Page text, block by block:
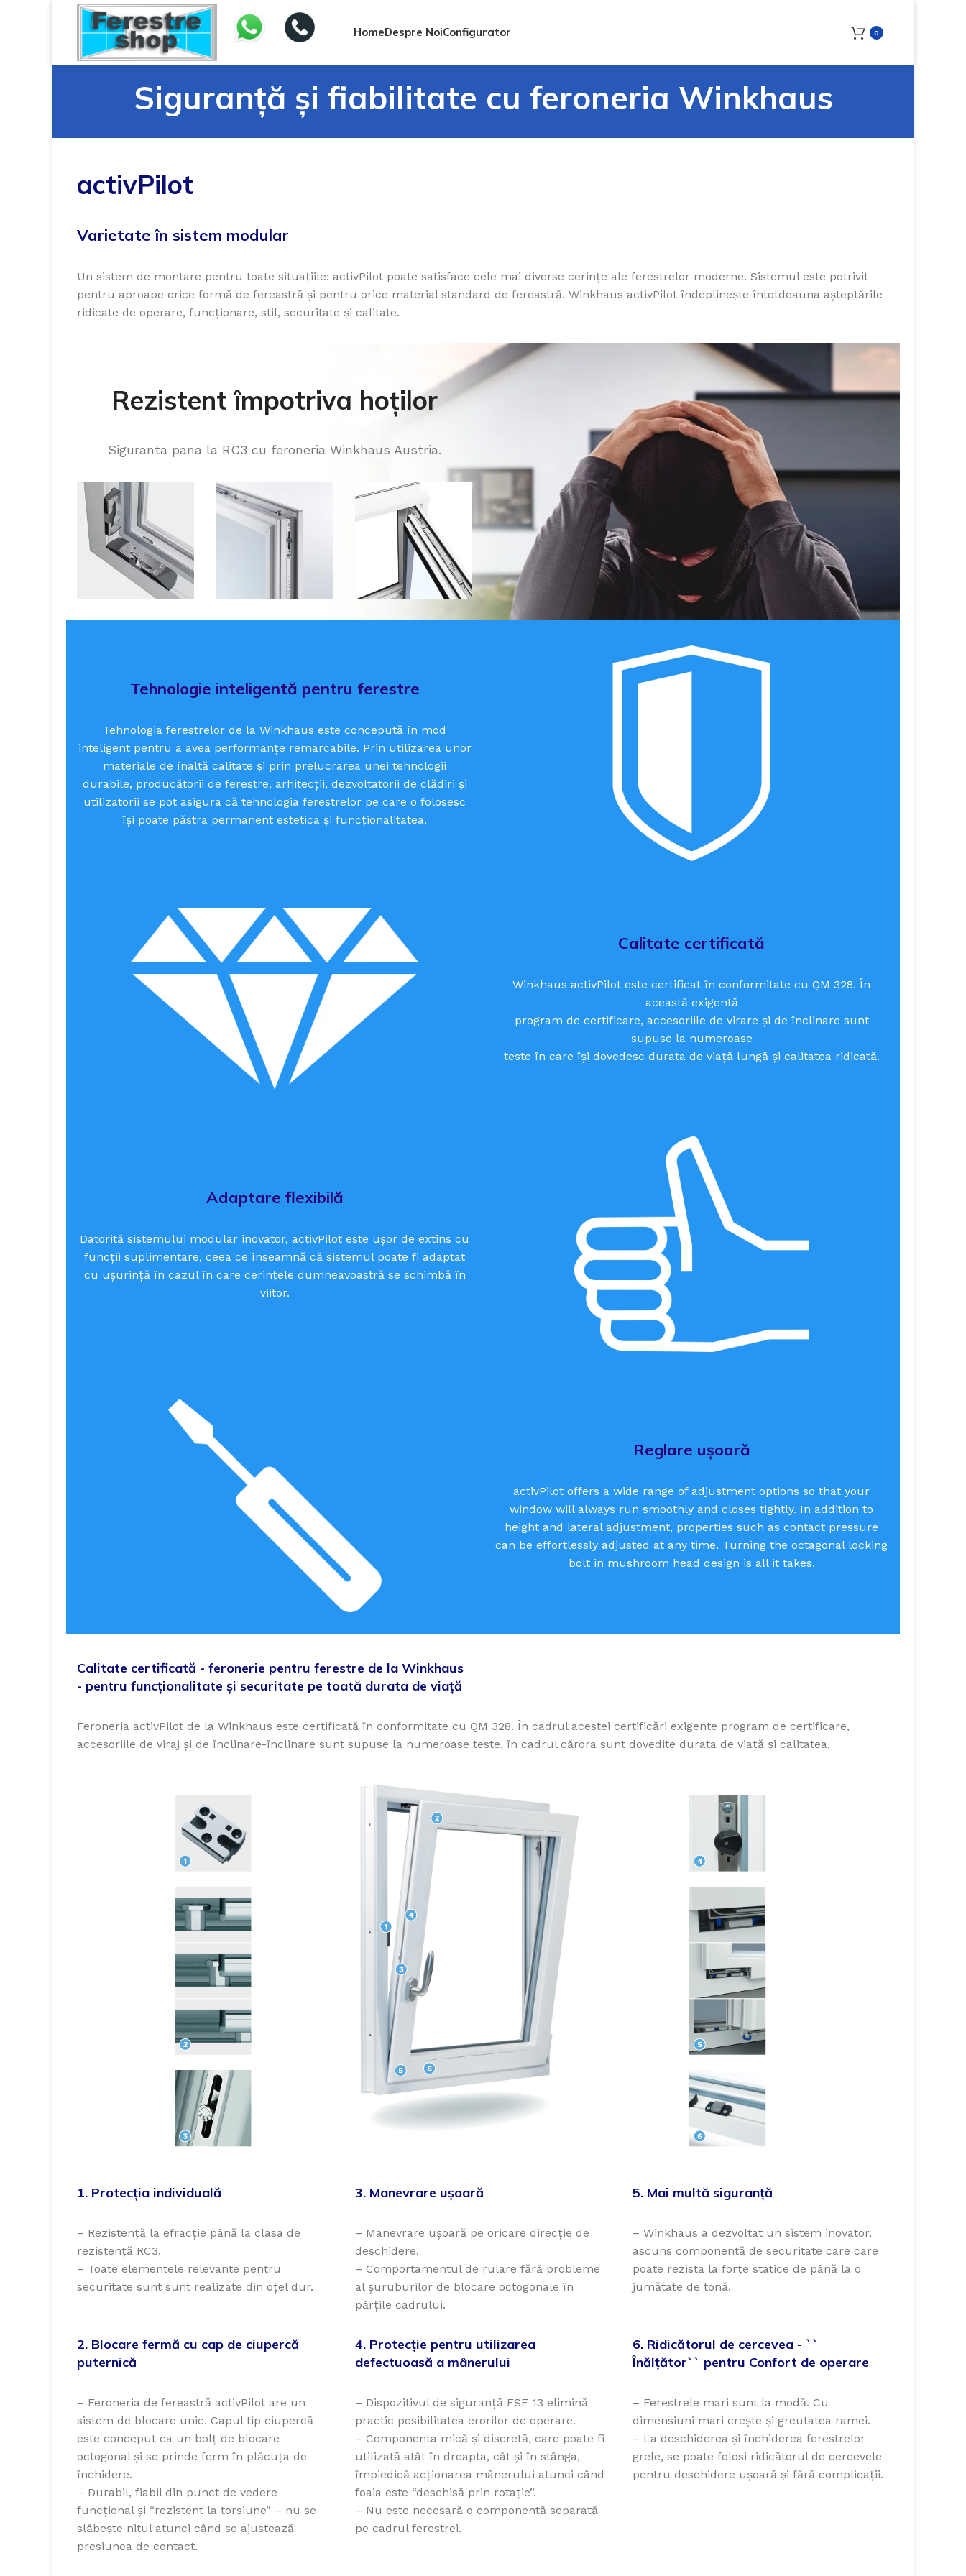
HomeDespre NoiConfigurator 0
Siguranță și fiabilitate cu feroneria Winkhaus
activPilot
Varietate în sistem modular
Un sistem de montare pentru toate situațiile: activPilot poate satisface cele mai diverse cerințe ale ferestrelor moderne. Sistemul este potrivit
pentru aproape orice formă de fereastră și pentru orice material standard de fereastră. Winkhaus activPilot îndeplinește întotdeauna așteptările
ridicate de operare, funcționare, stil, securitate și calitate.
Rezistent împotriva hoților
Siguranta pana la RC3 cu feroneria Winkhaus Austria.
Tehnologie inteligentă pentru ferestre
Tehnologia ferestrelor de la Winkhaus este concepută în mod
inteligent pentru a avea performanțe remarcabile. Prin utilizarea unor
materiale de înaltă calitate și prin prelucrarea unei tehnologii
durabile, producătorii de ferestre, arhitecții, dezvoltatorii de clădiri și
utilizatorii se pot asigura că tehnologia ferestrelor pe care o folosesc
își poate păstra permanent estetica și funcționalitatea.
Calitate certificată
Winkhaus activPilot este certificat în conformitate cu QM 328. În
această exigentă
program de certificare, accesoriile de virare și de înclinare sunt
supuse la numeroase
teste în care își dovedesc durata de viață lungă și calitatea ridicată.
Adaptare flexibilă
Datorită sistemului modular inovator, activPilot este ușor de extins cu
funcții suplimentare, ceea ce înseamnă că sistemul poate fi adaptat
cu ușurință în cazul în care cerințele dumneavoastră se schimbă în
viitor.
Reglare ușoară
activPilot offers a wide range of adjustment options so that your
window will always run smoothly and closes tightly. In addition to
height and lateral adjustment, properties such as contact pressure
can be effortlessly adjusted at any time. Turning the octagonal locking
bolt in mushroom head design is all it takes.
Calitate certificată - feronerie pentru ferestre de la Winkhaus
- pentru funcționalitate și securitate pe toată durata de viață
Feroneria activPilot de la Winkhaus este certificată în conformitate cu QM 328. În cadrul acestei certificări exigente program de certificare,
accesoriile de viraj și de înclinare-înclinare sunt supuse la numeroase teste, în cadrul cărora sunt dovedite durata de viață și calitatea.
1. Protecția individuală
– Rezistență la efracție până la clasa de
rezistență RC3.
– Toate elementele relevante pentru
securitate sunt sunt realizate din oțel dur.
3. Manevrare ușoară
– Manevrare ușoarăpe oricare direcție de
deschidere.
– Comportamentul de rulare fără probleme
al șuruburilor de blocare octogonale în
părțile cadrului.
5. Mai multă siguranță
– Winkhaus a dezvoltat un sistem inovator,
ascuns componentă de securitate care care
poate rezista la forțe statice de până la o
jumătate de tonă.
2. Blocare fermă cu cap de ciupercă
puternică
– Feroneria de fereastră activPilot are un
sistem de blocare unic. Capul tip ciupercă
este conceput ca un bolț de blocare
octogonal și se prinde ferm în plăcuța de
închidere.
– Durabil, fiabil din punct de vedere
funcțional și “rezistent la torsiune” – nu se
slăbește nitul atunci când se ajustează
presiunea de contact.
4. Protecție pentru utilizarea
defectuoasă a mânerului
– Dispozitivul de siguranță FSF 13 elimină
practic posibilitatea erorilor de operare.
– Componenta mică și discretă, care poate fi
utilizată atât în dreapta, cât și în stânga,
împiedică acționarea mânerului atunci când
foaia este “deschisă prin rotație”.
– Nu este necesară o componentă separată
pe cadrul ferestrei.
6. Ridicătorul de cercevea - ``
Înălțător`` pentru Confort de operare
– Ferestrele mari sunt la modă. Cu
dimensiuni maricrește și greutatea ramei.
– La deschiderea și închiderea ferestrelor
grele,se poate folosi ridicătorul de cercevele
pentrudeschidere ușoară și fără complicații.